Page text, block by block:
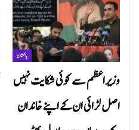
پاکستان
وزیراعظم سے کوئی شکایت نہیں
اصل لڑائی ان کے اپنے خاندان